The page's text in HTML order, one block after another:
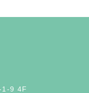
1-9 4F